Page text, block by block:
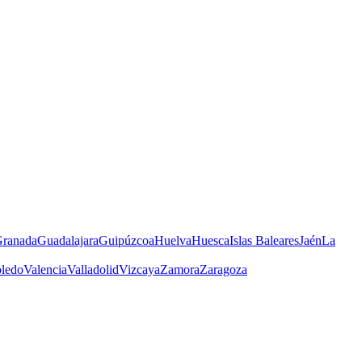
GuadalajaraGuipúzcoaHuelvaHuescaIslas BalearesJaénLa
ValenciaValladolidVizcayaZamoraZaragoza